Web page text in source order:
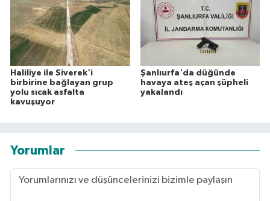
Haliliye ile Siverek'i
birbirine bağlayan grup
yolu sıcak asfalta
kavuşuyor
Şanlıurfa'da düğünde
havaya ateş açan şüpheli
yakalandı
Yorumlar